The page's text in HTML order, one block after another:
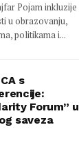
Pojam inkluzije
u obrazovanju,
politikama i...
s
Forum” u
saveza